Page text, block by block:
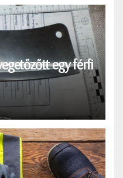
egy férfi